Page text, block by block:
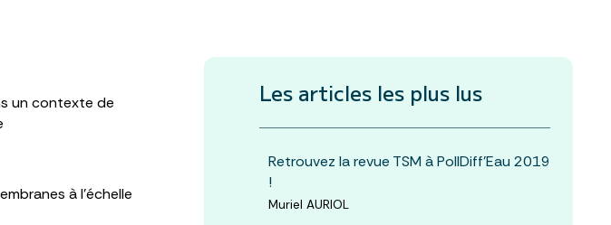
un contexte de
à l’échelle
Les articles les plus lus
Retrouvez la revue TSM à PollDiff'Eau 2019
!
Muriel AURIOL